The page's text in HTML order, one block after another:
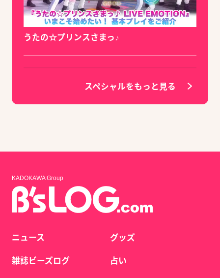
うたの☆プリンスさまっ♪
スペシャルをもっと見る
KADOKAWA Group
ニュース
雑誌ビーズログ
グッズ
占い